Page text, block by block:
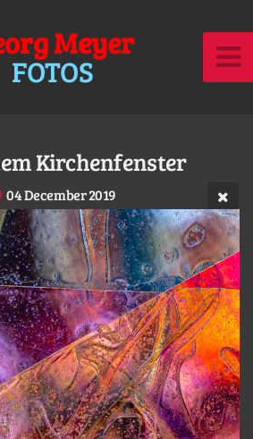
Meyer
FOTOS
Kirchenfenster
04 December 2019